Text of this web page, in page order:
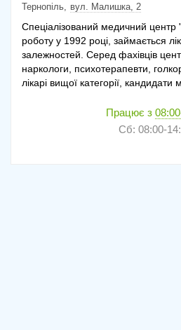
Тернопіль вул. Малишка, 2
Спеціалізований медичний
роботу у 1992 році, займається
залежностей. Серед фахівців
наркологи, психотерапевти,
лікарі вищої категорії, кандидати
Працює з
Сб: 08:00-